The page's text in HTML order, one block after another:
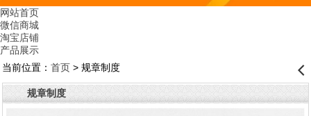
网站首页
微信商城
淘宝店铺
产品展示
当前位置： 首页> 规章制度 󰊒
规章制度